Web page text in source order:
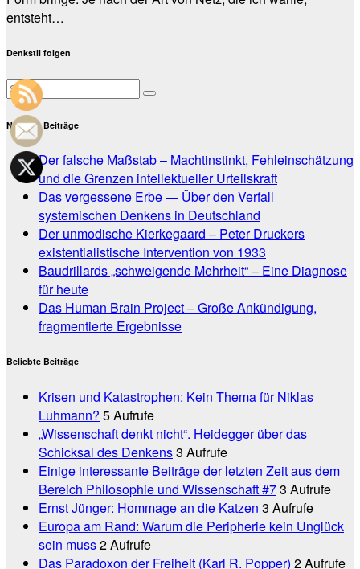
entsteht…
Denkstil folgen
Neueste Beiträge
Der falsche Maßstab – Machtinstinkt, Fehleinschätzung
und die Grenzen intellektueller Urteilskraft
Das vergessene Erbe — Über den Verfall
systemischen Denkens in Deutschland
Der unmodische Kierkegaard – Peter Druckers
existentialistische Intervention von 1933
Baudrillards „schweigende Mehrheit“ – Eine Diagnose
für heute
Das Human Brain Project – Große Ankündigung,
fragmentierte Ergebnisse
Beliebte Beiträge
Krisen und Katastrophen: Kein Thema für Niklas
Luhmann? 5 Aufrufe
„Wissenschaft denkt nicht“. Heidegger über das
Schicksal des Denkens3 Aufrufe
Einige interessante Beiträge der letzten Zeit aus dem
Bereich Philosophie und Wissenschaft #73 Aufrufe
Ernst Jünger: Hommage an die Katzen 3 Aufrufe
Europa am Rand: Warum die Peripherie kein Unglück
sein muss2 Aufrufe
Das Paradoxon der Freiheit (Karl R. Popper) 2 Aufrufe